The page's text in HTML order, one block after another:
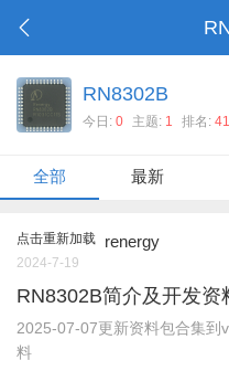
RN8302B
今日: 0 主题: 1 排名: 41
全部 最新
点击重新加载 renergy
2024-7-19
RN8302B简介及开发资
2025-07-07更新资料包合集到
料